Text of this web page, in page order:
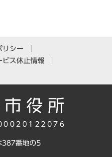
リシー
ビス休止情報
番地の5